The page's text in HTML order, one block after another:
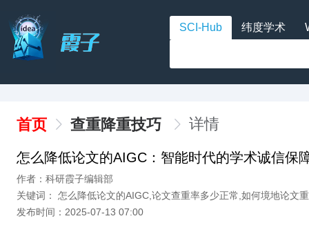
SCI-Hub 纬度学术
首页 查重降重技巧 详情
怎么降低论文的AIGC：智能时代的学术诚信保
作者：科研霞子编辑部
关键词： 怎么降低论文的AIGC,论文查重率多少正常,如何境地论文
发布时间：2025-07-13 07:00